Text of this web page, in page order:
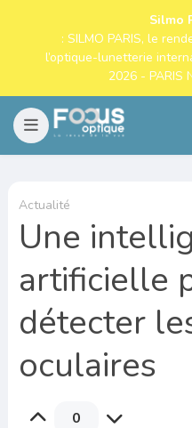
Silmo
: SILMO PARIS, le
l’optique-lunetterie
2026 - PARIS
Actualité
Une
artificielle
détecter
oculaires
0